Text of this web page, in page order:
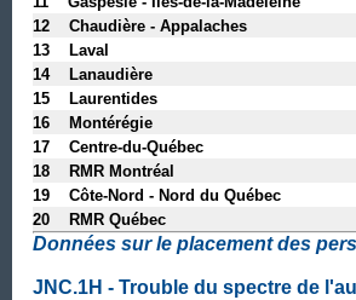
12 Chaudière - Appalaches
13 Laval
14 Lanaudière
15 Laurentides
16 Montérégie
17 Centre-du-Québec
18 RMR Montréal
19 Côte-Nord - Nord du Québec
20 RMR Québec
Données sur le placement des
JNC.1H - Trouble du spectre de